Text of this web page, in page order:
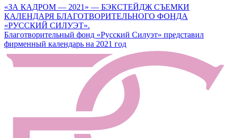
Навигация
по
записям
«ЗА КАДРОМ — 2021» — БЭКСТЕЙДЖ СЪЕМКИ
КАЛЕНДАРЯ БЛАГОТВОРИТЕЛЬНОГО ФОНДА
«РУССКИЙ СИЛУЭТ».
Благотворительный фонд «Русский Силуэт» представил
фирменный календарь на 2021 год